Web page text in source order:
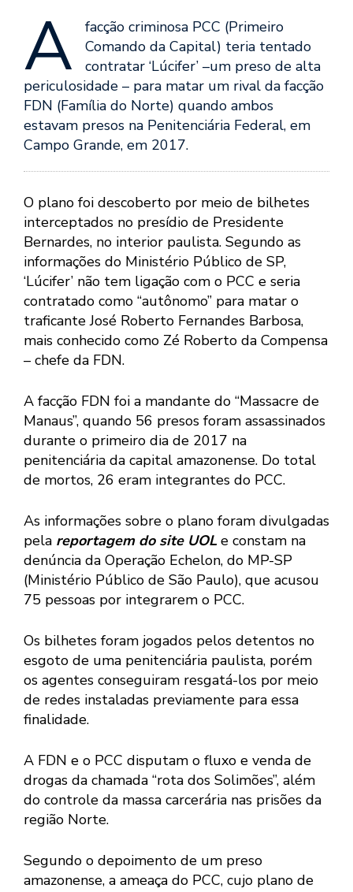
A
facção criminosa PCC (Primeiro
Comando da Capital) teria tentado
contratar ‘Lúcifer’ –um preso de alta
periculosidade – para matar um rival da facção
FDN (Família do Norte) quando ambos
estavam presos na Penitenciária Federal, em
Campo Grande, em 2017.
O plano foi descoberto por meio de bilhetes
interceptados no presídio de Presidente
Bernardes, no interior paulista. Segundo as
informações do Ministério Público de SP,
‘Lúcifer’ não tem ligação com o PCC e seria
contratado como “autônomo” para matar o
traficante José Roberto Fernandes Barbosa,
mais conhecido como Zé Roberto da Compensa
– chefe da FDN.
A facção FDN foi a mandante do “Massacre de
Manaus”, quando 56 presos foram assassinados
durante o primeiro dia de 2017 na
penitenciária da capital amazonense. Do total
de mortos, 26 eram integrantes do PCC.
As informações sobre o plano foram divulgadas
pela reportagem do site UOLe constam na
denúncia da Operação Echelon, do MP-SP
(Ministério Público de São Paulo), que acusou
75 pessoas por integrarem o PCC.
Os bilhetes foram jogados pelos detentos no
esgoto de uma penitenciária paulista, porém
os agentes conseguiram resgatá-los por meio
de redes instaladas previamente para essa
finalidade.
A FDN e o PCC disputam o fluxo e venda de
drogas da chamada “rota dos Solimões”, além
do controle da massa carcerária nas prisões da
região Norte.
Segundo o depoimento de um preso
amazonense, a ameaça do PCC, cujo plano de